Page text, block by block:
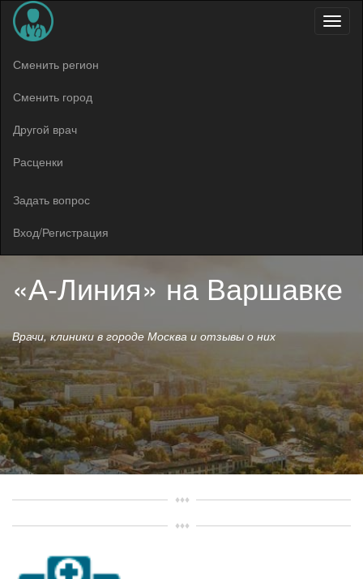
Меню
Сменить регион
Сменить город
Другой врач
Расценки
Задать вопрос
Вход/Регистрация
«А-Линия» на Варшавке
Врачи, клиники в городе Москва и отзывы о них